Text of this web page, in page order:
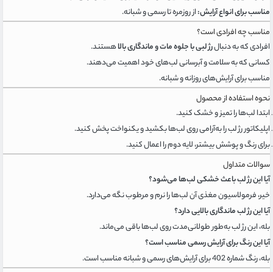
مناسب برای انواع آرایش:از روزمره تا رسمی و شبانه.
مناسب چه افرادی است؟
افرادی که به دنبالرژ لبی با جلوه مات و ماندگاری بالاهستند.
کسانی که به سلامت و آبرسانی لب‌های خود اهمیت می‌دهند.
مناسب برای آرایش‌های روزانه و شبانه.
نحوه استفاده از محصول
ابتدا لب‌ها را تمیز و خشک کنید.
اپلیکاتور رژ لب را به‌آرامی روی لب‌ها بکشید و یکنواخت پخش کنید.
برای رنگ و پوشش بیشتر، لایه دوم را اعمال کنید.
سوالات متداول
آیا این رژ لب باعث خشکی لب‌ها می‌شود؟
خیر، فرمولاسیون مغذی آن لب‌ها را نرم و مرطوب نگه می‌دارد.
آیا این رژ لب ماندگاری بالایی دارد؟
بله، این رژ لب به‌طور طولانی‌مدت روی لب‌ها باقی می‌ماند.
آیا این رنگ برای آرایش رسمی مناسب است؟
بله، رنگ شماره 402 برای آرایش‌های رسمی و شبانه مناسب است.